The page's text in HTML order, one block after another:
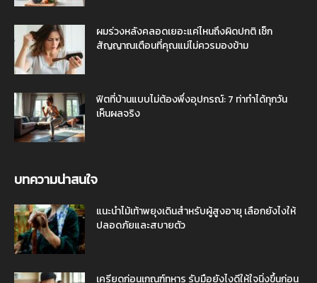
ผมร่วงหลังคลอดเยอะแค่ไหนถึงผิดปกติ เช็ก
สัญญาณเตือนที่คุณแม่ไม่ควรมองข้าม
ฟิตที่บ้านแบบไม่ต้องพึ่งอุปกรณ์: 7 ท่าทำได้ทุกวัน
เห็นผลจริง
บทความน่าสนใจ
แนะนำไม้เท้าพยุงเดินสำหรับผู้สูงอายุ เลือกยังไงให้
ปลอดภัยและสบายตัว
เครียดก่อนเกณฑ์ทหาร รับมือยังไงดีให้ใจนิ่งขึ้นก่อน